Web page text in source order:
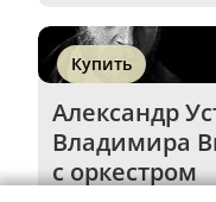
Купить
Александр
Владимира
с оркестром